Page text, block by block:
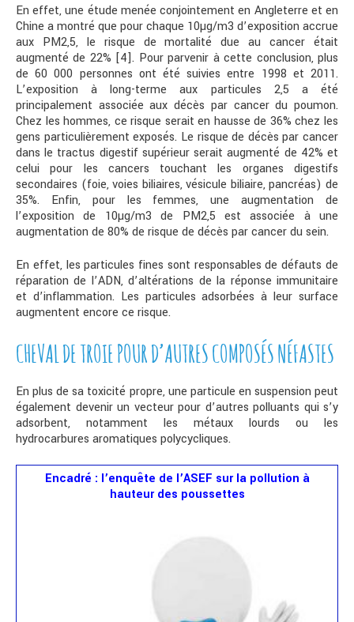
En effet, une étude menée conjointement en Angleterre et en
Chine a montré que pour chaque 10µg/m3 d’exposition accrue
aux PM2,5, le risque de mortalité due au cancer était
augmenté de 22% [4]. Pour parvenir à cette conclusion, plus
de 60 000 personnes ont été suivies entre 1998 et 2011.
L’exposition à long-terme aux particules 2,5 a été
principalement associée aux décès par cancer du poumon.
Chez les hommes, ce risque serait en hausse de 36% chez les
gens particulièrement exposés. Le risque de décès par cancer
dans le tractus digestif supérieur serait augmenté de 42% et
celui pour les cancers touchant les organes digestifs
secondaires (foie, voies biliaires, vésicule biliaire, pancréas) de
35%. Enfin, pour les femmes, une augmentation de
l’exposition de 10µg/m3 de PM2,5 est associée à une
augmentation de 80% de risque de décès par cancer du sein.
En effet, les particules fines sont responsables de défauts de
réparation de l’ADN, d’altérations de la réponse immunitaire
et d’inflammation. Les particules adsorbées à leur surface
augmentent encore ce risque.
CHEVAL DE TROIE POUR D’AUTRES COMPOSÉS NÉFASTES
En plus de sa toxicité propre, une particule en suspension peut
également devenir un vecteur pour d’autres polluants qui s’y
adsorbent, notamment les métaux lourds ou les
hydrocarbures aromatiques polycycliques.
Encadré : l’enquête de l’ASEF sur la pollution à
hauteur des poussettes